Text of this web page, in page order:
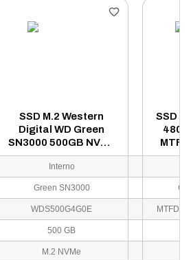
SSD M.2 Western
Digital WD Green
SN3000 500GB NVMe
PCIe Gen4 -
WDS500G4G0E
SSD
Interno
Green SN3000
WDS500G4G0E
500 GB
M.2 NVMe